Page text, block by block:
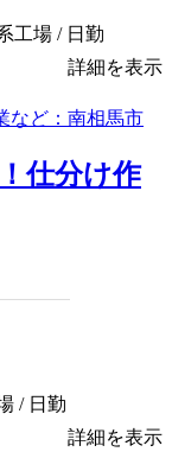
工場 / 日勤
詳細を表示
仕分け作
/ 日勤
詳細を表示